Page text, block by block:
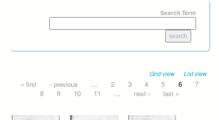
Search Term
Grid view List view
Pages
« first ‹ previous … 2 3 4 5 6
7
8
9 10 11 … next › last »